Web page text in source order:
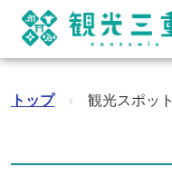
トップ › 観光スポット